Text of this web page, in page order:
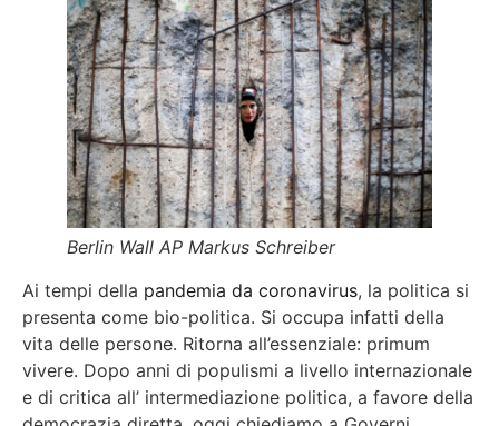
Berlin Wall AP Markus Schreiber
Ai tempi della pandemia da coronavirus, la politica si
presenta come bio-politica. Si occupa infatti della
vita delle persone. Ritorna all’essenziale: primum
vivere. Dopo anni di populismi a livello internazionale
e di critica all’ intermediazione politica, a favore della